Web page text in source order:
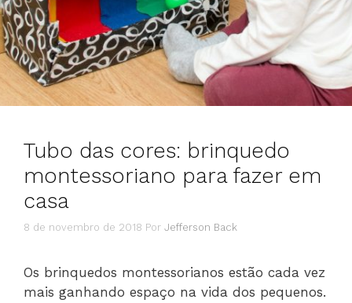
Tubo das cores: brinquedo
montessoriano para fazer em
casa
8 de novembro de 2018 Por Jefferson Back
Os brinquedos montessorianos estão cada vez
mais ganhando espaço na vida dos pequenos.